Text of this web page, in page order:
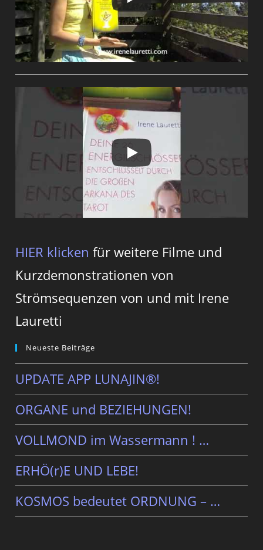
HIER klicken für weitere Filme und
Kurzdemonstrationen von
Strömsequenzen von und mit Irene
Lauretti
Neueste Beiträge
UPDATE APP LUNAJIN®!
ORGANE und BEZIEHUNGEN!
VOLLMOND im Wassermann ! …
ERHÖ(r)E UND LEBE!
KOSMOS bedeutet ORDNUNG – …